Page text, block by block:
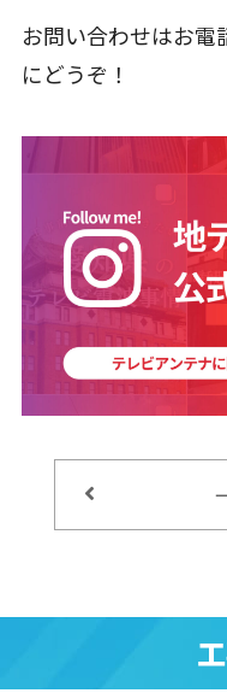
お問い合わせはお電
にどうぞ！